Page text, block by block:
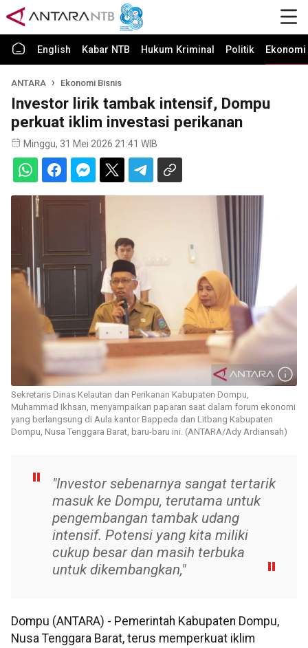
English Kabar NTB Hukum Kriminal Politik
ANTARA Ekonomi Bisnis
Investor lirik tambak intensif, Dompu
perkuat iklim investasi perikanan
Minggu, 31 Mei 2026 21:41 WIB
Sekretaris Dinas Kelautan dan Perikanan Kabupaten Dompu,
Muhammad Ikhsan, menyampaikan paparan saat dalam forum ekonomi
yang berlangsung di Aula kantor Bappeda dan Litbang Kabupaten
Dompu, Nusa Tenggara Barat, baru-baru ini. (ANTARA/Ady Ardiansah)
"Investor sebenarnya sangat tertarik
masuk ke Dompu, terutama untuk
pengembangan tambak udang
intensif. Potensi yang kita miliki
cukup besar dan masih terbuka
untuk dikembangkan,"
Dompu (ANTARA) - Pemerintah Kabupaten Dompu,
Nusa Tenggara Barat, terus memperkuat iklim